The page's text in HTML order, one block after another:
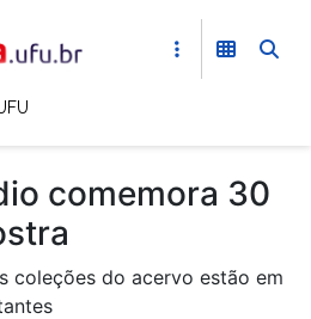
comemora 30
coleções do acervo estão em